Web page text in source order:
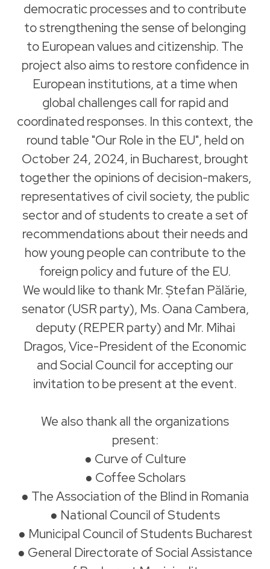
democratic processes and to contribute
to strengthening the sense of belonging
to European values and citizenship. The
project also aims to restore confidence in
European institutions, at a time when
global challenges call for rapid and
coordinated responses. In this context, the
round table "Our Role in the EU", held on
October 24, 2024, in Bucharest, brought
together the opinions of decision-makers,
representatives of civil society, the public
sector and of students to create a set of
recommendations about their needs and
how young people can contribute to the
foreign policy and future of the EU.
We would like to thank Mr. Ștefan Pălărie,
senator (USR party), Ms. Oana Cambera,
deputy (REPER party) and Mr. Mihai
Dragos, Vice-President of the Economic
and Social Council for accepting our
invitation to be present at the event.
We also thank all the organizations
present:
● Curve of Culture
● Coffee Scholars
● The Association of the Blind in Romania
● National Council of Students
● Municipal Council of Students Bucharest
● General Directorate of Social Assistance